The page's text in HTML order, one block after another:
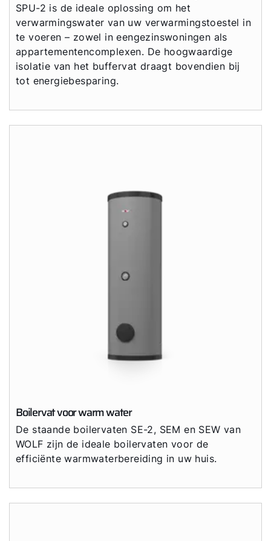
SPU-2 is de ideale oplossing om het
verwarmingswater van uw verwarmingstoestel in
te voeren – zowel in eengezinswoningen als
appartementencomplexen. De hoogwaardige
isolatie van het buffervat draagt bovendien bij
tot energiebesparing.
Boilervat voor warm water
De staande boilervaten SE-2, SEM en SEW van
WOLF zijn de ideale boilervaten voor de
efficiënte warmwaterbereiding in uw huis.